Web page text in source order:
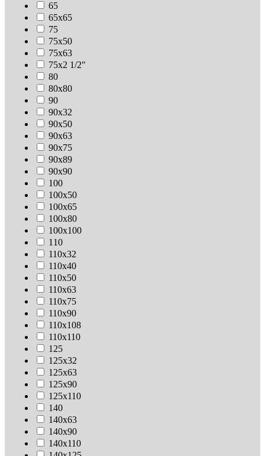
65
65х65
75
75х50
75х63
75х2 1/2"
80
80х80
90
90х32
90х50
90х63
90х75
90х89
90х90
100
100х50
100х65
100х80
100х100
110
110х32
110х40
110х50
110х63
110х75
110х90
110х108
110х110
125
125х32
125х63
125х90
125х110
140
140х63
140х90
140х110